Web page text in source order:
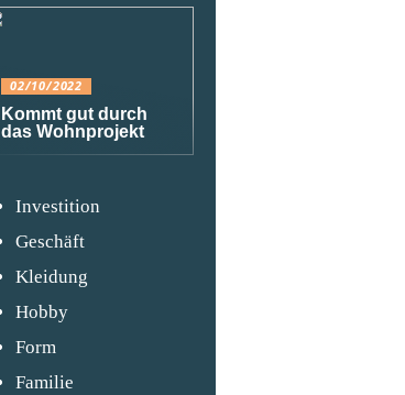
02/10/2022
Kommt gut durch
das Wohnprojekt
Investition
Geschäft
Kleidung
Hobby
Form
Familie